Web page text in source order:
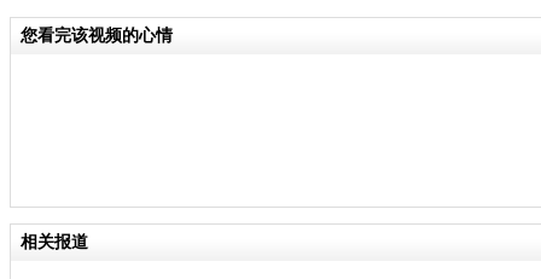
您看完该视频的心情
相关报道